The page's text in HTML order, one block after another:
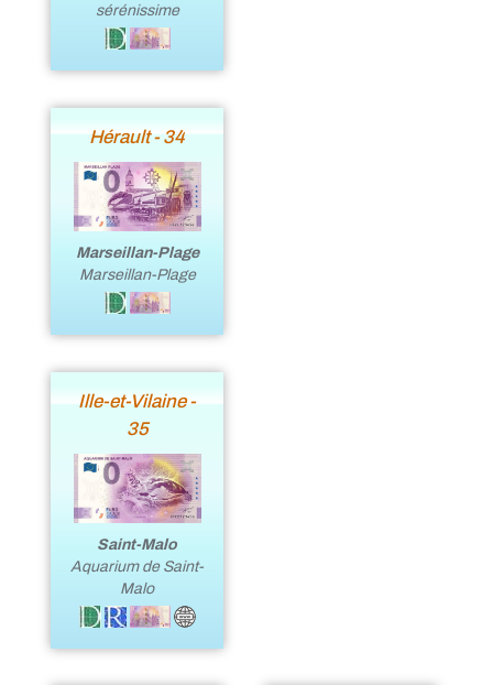
sérénissime
Hérault - 34
Marseillan-Plage
Marseillan-Plage
Ille-et-Vilaine -
35
Saint-Malo
Aquarium de Saint-
Malo